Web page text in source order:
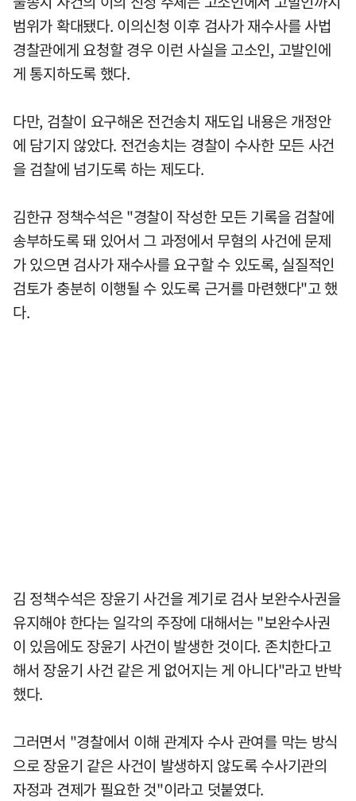
범위가 확대됐다. 이의신청 이후 검사가 재수사를 사법
경찰관에게 요청할 경우 이런 사실을 고소인, 고발인에
게 통지하도록 했다.
다만, 검찰이 요구해온 전건송치 재도입 내용은 개정안
에 담기지 않았다. 전건송치는 경찰이 수사한 모든 사건
을 검찰에 넘기도록 하는 제도다.
김한규 정책수석은 "경찰이 작성한 모든 기록을 검찰에
송부하도록 돼 있어서 그 과정에서 무혐의 사건에 문제
가 있으면 검사가 재수사를 요구할 수 있도록, 실질적인
검토가 충분히 이행될 수 있도록 근거를 마련했다"고 했
다.
김 정책수석은 장윤기 사건을 계기로 검사 보완수사권을
유지해야 한다는 일각의 주장에 대해서는 "보완수사권
이 있음에도 장윤기 사건이 발생한 것이다. 존치한다고
해서 장윤기 사건 같은 게 없어지는 게 아니다"라고 반박
했다.
그러면서 "경찰에서 이해 관계자 수사 관여를 막는 방식
으로 장윤기 같은 사건이 발생하지 않도록 수사기관의
자정과 견제가 필요한 것"이라고 덧붙였다.